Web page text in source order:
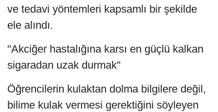
ve tedavi yöntemleri kapsamlı bir şekilde
ele alındı.
"Akciğer hastalığına karsı en güçlü kalkan
sigaradan uzak durmak"
Öğrencilerin kulaktan dolma bilgilere değil,
bilime kulak vermesi gerektiğini söyleyen